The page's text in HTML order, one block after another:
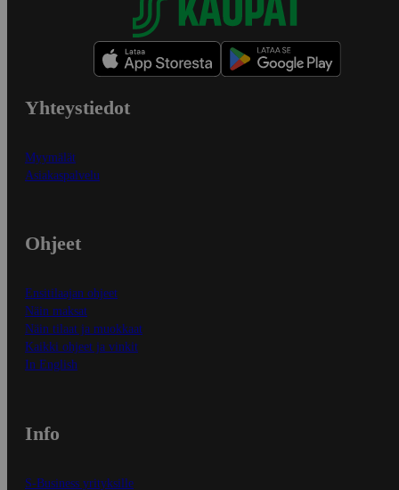
Yhteystiedot
Myymälät
Asiakaspalvelu
Ohjeet
Ensitilaajan ohjeet
Näin maksat
Näin tilaat ja muokkaat
Kaikki ohjeet ja vinkit
In English
Info
S-Business yrityksille